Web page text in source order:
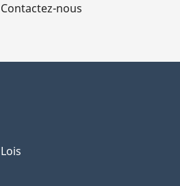
Contactez-nous
Lois